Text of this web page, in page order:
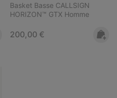
Basket Basse CALLSIGN
HORIZON™ GTX Homme
Regular price:
200,00 €